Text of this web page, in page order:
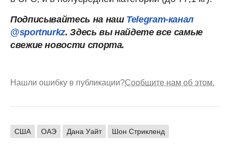
Подписывайтесь на наш Telegram-канал
@sportnurkz. Здесь вы найдете все самые
свежие новости спорта.
Нашли ошибку в публикации?Сообщите нам об этом.
США ОАЭ Дана Уайт Шон Стрикленд